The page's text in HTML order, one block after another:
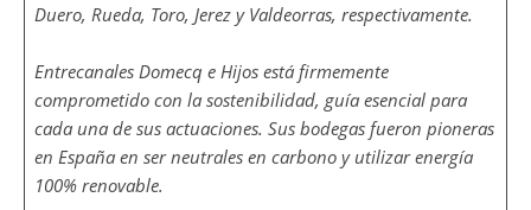
Duero, Rueda, Toro, Jerez y Valdeorras, respectivamente.
Entrecanales Domecq e Hijos está firmemente
comprometido con la sostenibilidad, guía esencial para
cada una de sus actuaciones. Sus bodegas fueron pioneras
en España en ser neutrales en carbono y utilizar energía
100% renovable.